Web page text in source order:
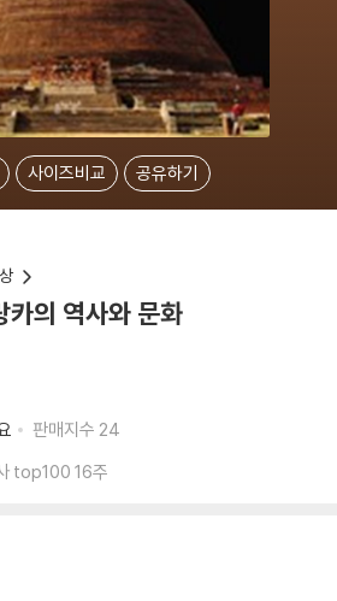
사이즈비교 공유하기
카의 역사와 문화
판매지수 24
top100 16주